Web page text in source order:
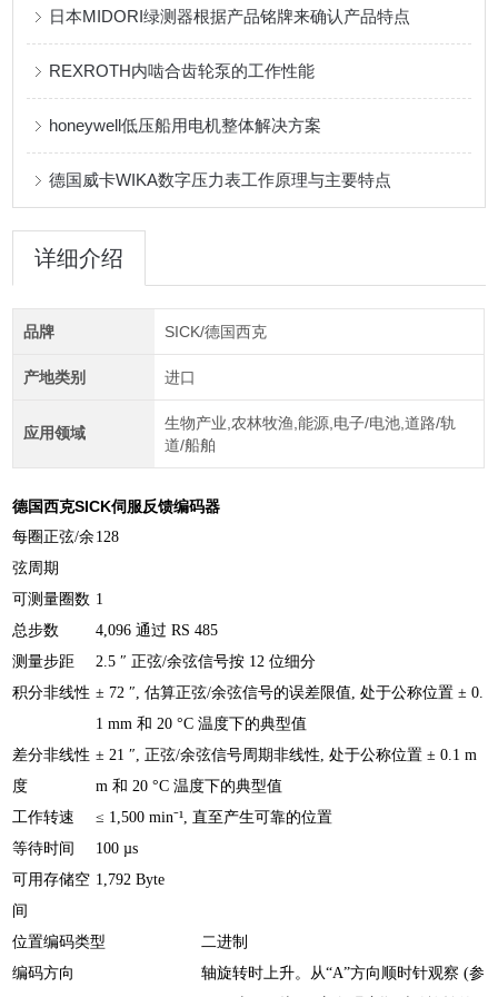
日本MIDORI绿测器根据产品铭牌来确认产品特点
REXROTH内啮合齿轮泵的工作性能
honeywell低压船用电机整体解决方案
德国威卡WIKA数字压力表工作原理与主要特点
详细介绍
品牌 SICK/德国西克
产地类别 进口
应用领域
生物产业,农林牧渔,能源,电子/电池,道路/轨
道/船舶
德国西克SICK伺服反馈编码器
每圈正弦/余
弦周期
128
可测量圈数 1
总步数
4,096 通过 RS 485
测量步距
2.5 ″ 正弦/余弦信号按 12 位细分
积分非线性 ± 72 ″, 估算正弦/余弦信号的误差限值, 处于公称位置 ± 0.
1 mm 和 20 °C 温度下的典型值
差分非线性
度
± 21 ″, 正弦/余弦信号周期非线性, 处于公称位置 ± 0.1 m
m 和 20 °C 温度下的典型值
工作转速
≤ 1,500 min⁻¹, 直至产生可靠的位置
等待时间
100 µs
可用存储空
间
1,792 Byte
位置编码类型
二进制
编码方向
轴旋转时上升。从“A”方向顺时针观察 (参